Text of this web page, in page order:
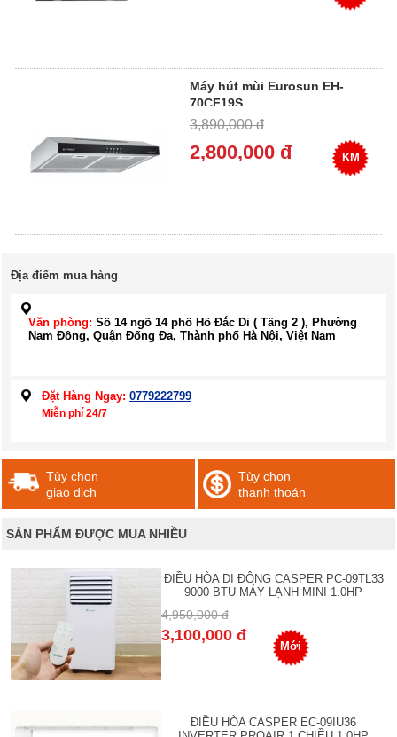
Máy hút mùi Eurosun EH-
70CF19S
3,890,000 đ
2,800,000 đ KM
Địa điểm mua hàng
Văn phòng: Số 14 ngõ 14 phố Hồ Đắc Di ( Tầng 2 ), Phường
Nam Đồng, Quận Đống Đa, Thành phố Hà Nội, Việt Nam
Đặt Hàng Ngay: 0779222799
Miễn phí 24/7
Tùy chọn
giao dịch
Tùy chọn
thanh thoán
SẢN PHẨM ĐƯỢC MUA NHIỀU
ĐIỀU HÒA DI ĐỘNG CASPER PC-09TL33
9000 BTU MÁY LẠNH MINI 1.0HP
4,950,000 đ
3,100,000 đ
Mới
ĐIỀU HÒA CASPER EC-09IU36